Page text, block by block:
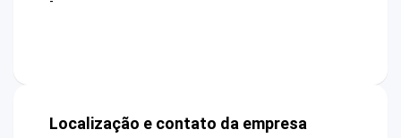
Localização e contato da empresa